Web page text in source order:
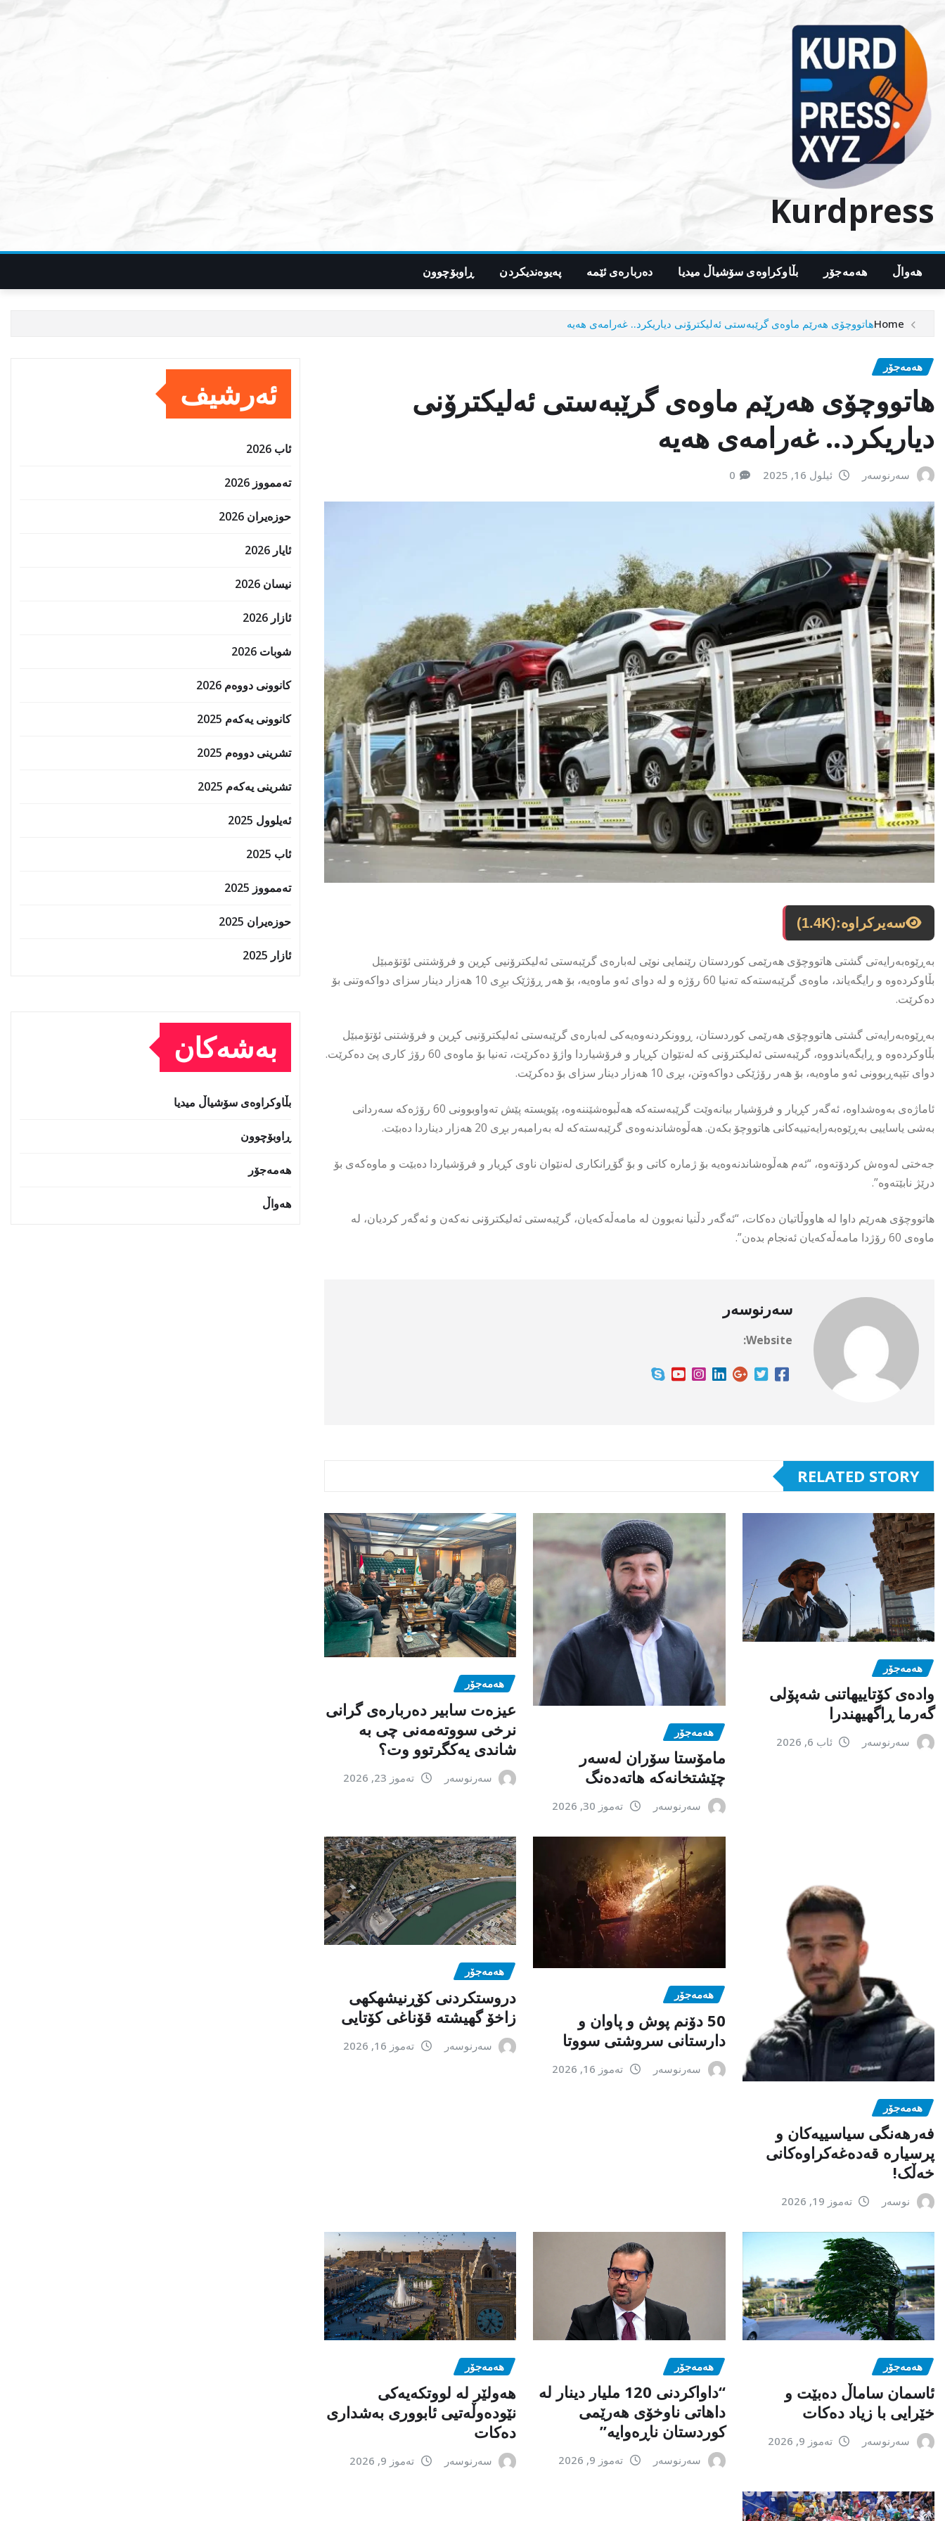
content
Kurdpress
هەواڵ هەمەجۆر بڵاوکراوەی سۆشیاڵ میدیا دەربارەی ئێمە پەیوەندیکردن ڕاوبۆچوون
Homeهاتووچۆی هەرێم ماوەی گرێبەستی ئەلیكترۆنی دیاریكرد.. غەرامەی هەیە
هەمەجۆر
هاتووچۆی هەرێم ماوەی گرێبەستی ئەلیكترۆنی
دیاریكرد.. غەرامەی هەیە
سەرنوسەر ئیلول 16, 2025 0
سەیرکراوە:(1.4K)
بەڕێوەبەرایەتی گشتی هاتووچۆی هەرێمی کوردستان رێنمایی نوێی لەبارەی گرێبەستی ئەلیکترۆنیی کڕین و فرۆشتنی ئۆتۆمبێل
بڵاوکردەوە و رایگەیاند، ماوەی گرێبەستەکە تەنیا 60 رۆژە و لە دوای ئەو ماوەیە، بۆ هەر ڕۆژێک بڕِی 10 هەزار دینار سزای دواکەوتنی بۆ
دەکرێت.
بەڕێوەبەرایەتی گشتی هاتووچۆی هەرێمی کوردستان، ڕوونکردنەوەیەکی لەبارەی گرێبەستی ئەلیکترۆنیی کڕین و فرۆشتنی ئۆتۆمبێل
بڵاوکردەوە و ڕایگەیاندووە، گرێبەستی ئەلیکترۆنی کە لەنێوان کڕیار و فرۆشیاردا واژۆ دەکرێت، تەنیا بۆ ماوەی 60 رۆژ کاری پێ دەکرێت.
دوای تێپەڕبوونی ئەو ماوەیە، بۆ هەر رۆژێکی دواکەوتن، بڕی 10 هەزار دینار سزای بۆ دەکرێت.
ئاماژەی بەوەشداوە، ئەگەر کڕیار و فرۆشیار بیانەوێت گرێبەستەکە هەڵبوەشێننەوە، پێویستە پێش تەواوبوونی 60 رۆژەکە سەردانی
بەشی یاساییی بەڕێوەبەرایەتییەکانی هاتووچۆ بکەن. هەڵوەشاندنەوەی گرێبەستەکە لە بەرامبەر بڕی 20 هەزار دیناردا دەبێت.
جەختی لەوەش کردۆتەوە، “ئەم هەڵوەشاندنەوەیە بۆ ژمارە کاتی و بۆ گۆڕانکاری لەنێوان ناوی کڕیار و فرۆشیاردا دەبێت و ماوەکەی بۆ
درێژ نابێتەوە”.
هاتووچۆی هەرێم داوا لە هاووڵاتیان دەکات، “ئەگەر دڵنیا نەبوون لە مامەڵەکەیان، گرێبەستی ئەلیکترۆنی نەکەن و ئەگەر کردیان، لە
ماوەی 60 رۆژدا مامەڵەکەیان ئەنجام بدەن”.
سەرنوسەر
Website:
RELATED STORY
هەمەجۆر
وادەی کۆتاییهاتنی شەپۆلی
گەرما ڕاگهیهندرا
سەرنوسەر ئاب 6, 2026
هەمەجۆر
مامۆستا سۆران لەسەر
چێشتخانەكە هاتەدەنگ
سەرنوسەر تەموز 30, 2026
هەمەجۆر
عیزەت سابیر دەربارەی گرانی
نرخی سووتەمەنی چی بە
شاندی یەکگرتوو وت؟
سەرنوسەر تەموز 23, 2026
هەمەجۆر
فەرهەنگی سیاسییەکان و
پرسیارە قەدەغەکراوەکانی
خەڵک!
نوسەر تەموز 19, 2026
هەمەجۆر
50 دۆنم پوش و پاوان و
دارستانی سروشتی سووتا
سەرنوسەر تەموز 16, 2026
هەمەجۆر
دروستکردنی کۆڕنیشهكهی
زاخۆ گهیشته قۆناغی کۆتایی
سەرنوسەر تەموز 16, 2026
هەمەجۆر
ئاسمان ساماڵ دەبێت و
خێرایی با زیاد دەکات
سەرنوسەر تەموز 9, 2026
هەمەجۆر
“داواکردنی 120 ملیار دینار لە
داهاتی ناوخۆی هەرێمی
کوردستان ناڕەوایە”
سەرنوسەر تەموز 9, 2026
هەمەجۆر
ھەولێر لە لووتکەیەکی
نێودەوڵەتیی ئابووری بەشداری
دەکات
سەرنوسەر تەموز 9, 2026
ئەرشیف
ئاب 2026
تەممووز 2026
حوزه‌یران 2026
ئایار 2026
نیسان 2026
ئازار 2026
شوبات 2026
کانوونی دووەم 2026
کانوونی یەکەم 2025
تشرینی دووەم 2025
تشرینی یەکەم 2025
ئەیلوول 2025
ئاب 2025
تەممووز 2025
حوزه‌یران 2025
ئازار 2025
بەشەکان
بڵاوکراوەی سۆشیاڵ میدیا
ڕاوبۆچوون
هەمەجۆر
هەواڵ